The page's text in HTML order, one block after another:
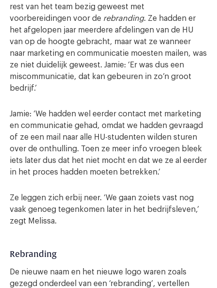
rest van het team bezig geweest met
voorbereidingen voor de rebranding. Ze hadden er
het afgelopen jaar meerdere afdelingen van de HU
van op de hoogte gebracht, maar wat ze wanneer
naar marketing en communicatie moesten mailen, was
ze niet duidelijk geweest. Jamie: ‘Er was dus een
miscommunicatie, dat kan gebeuren in zo’n groot
bedrijf.’
Jamie: ‘We hadden wel eerder contact met marketing
en communicatie gehad, omdat we hadden gevraagd
of ze een mail naar alle HU-studenten wilden sturen
over de onthulling. Toen ze meer info vroegen bleek
iets later dus dat het niet mocht en dat we ze al eerder
in het proces hadden moeten betrekken.’
Ze leggen zich erbij neer. ‘We gaan zoiets vast nog
vaak genoeg tegenkomen later in het bedrijfsleven,’
zegt Melissa.
Rebranding
De nieuwe naam en het nieuwe logo waren zoals
gezegd onderdeel van een ‘rebranding’, vertellen